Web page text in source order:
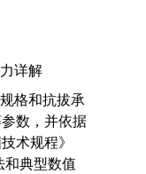
详解
格和抗拔承
数，并依据
术规程》
和典型数值